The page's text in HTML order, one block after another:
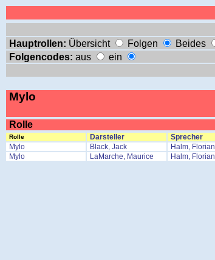
Hauptrollen: Übersicht Folgen Beides
Folgencodes: aus ein
Mylo
Rolle
Rolle Darsteller Sprecher
Mylo
Black, Jack Halm, Florian
Mylo
LaMarche, Maurice Halm, Florian